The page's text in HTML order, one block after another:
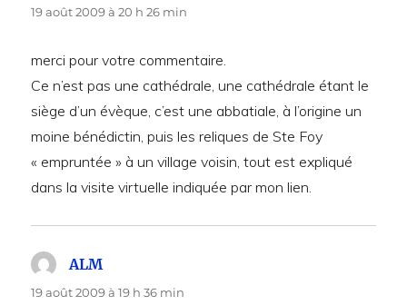
19 août 2009 à 20 h 26 min
merci pour votre commentaire.
Ce n’est pas une cathédrale, une cathédrale étant le
siège d’un évèque, c’est une abbatiale, à l’origine un
moine bénédictin, puis les reliques de Ste Foy
« empruntée » à un village voisin, tout est expliqué
dans la visite virtuelle indiquée par mon lien.
ALMdit :
19 août 2009 à 19 h 36 min